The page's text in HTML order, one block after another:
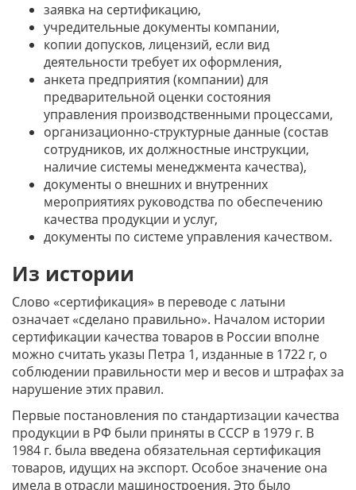
заявка на сертификацию,
учредительные документы компании,
копии допусков, лицензий, если вид
деятельности требует их оформления,
анкета предприятия (компании) для
предварительной оценки состояния
управления производственными процессами,
организационно-структурные данные (состав
сотрудников, их должностные инструкции,
наличие системы менеджмента качества),
документы о внешних и внутренних
мероприятиях руководства по обеспечению
качества продукции и услуг,
документы по системе управления качеством.
Из истории
Слово «сертификация» в переводе с латыни
означает «сделано правильно». Началом истории
сертификации качества товаров в России вполне
можно считать указы Петра 1, изданные в 1722 г, о
соблюдении правильности мер и весов и штрафах за
нарушение этих правил.
Первые постановления по стандартизации качества
продукции в РФ были приняты в СССР в 1979 г. В
1984 г. была введена обязательная сертификация
товаров, идущих на экспорт. Особое значение она
имела в отрасли машиностроения. Это было